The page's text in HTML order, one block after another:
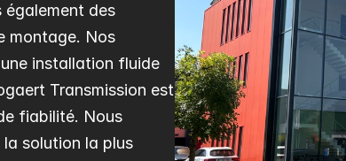
également des
montage. Nos
installation fluide
Transmission est
fiabilité. Nous
solution la plus